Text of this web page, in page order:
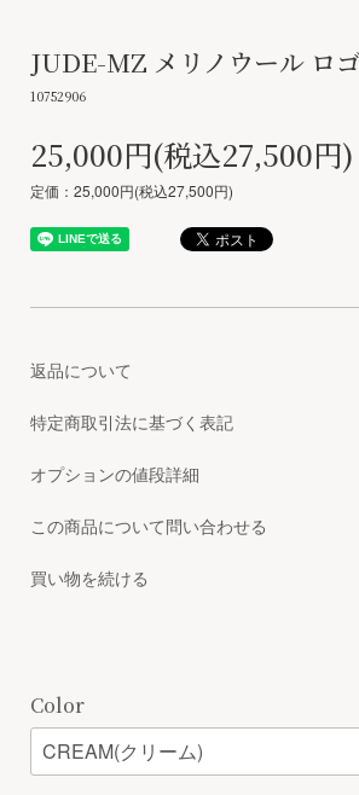
JUDE-MZ メリノウール ロ
10752906
25,000円(税込27,500円)
定価：25,000円(税込27,500円)
返品について
特定商取引法に基づく表記
オプションの値段詳細
この商品について問い合わせる
買い物を続ける
Color